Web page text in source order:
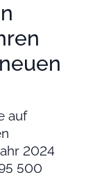
auf
2024
500